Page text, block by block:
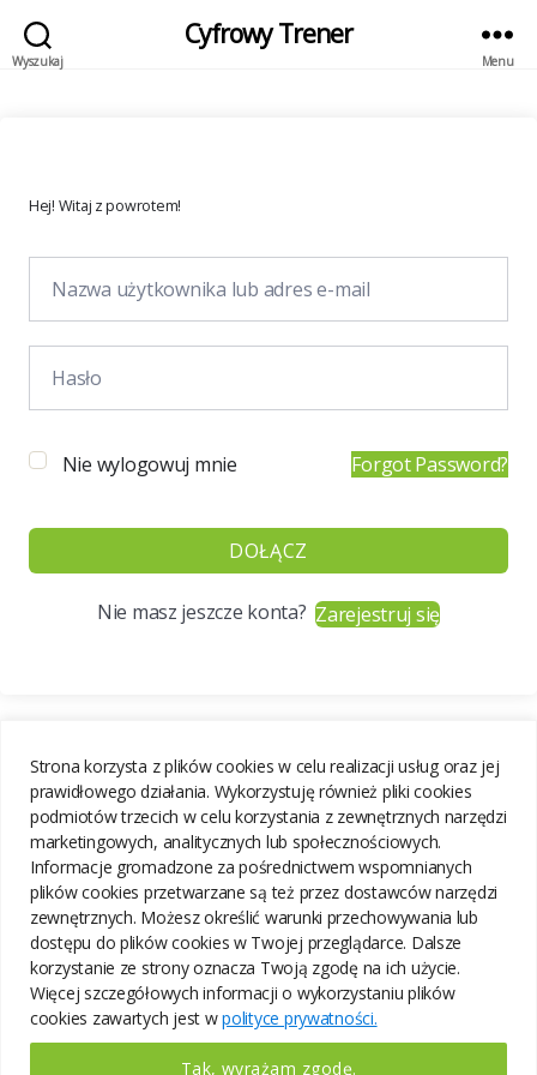
Strona korzysta z plików cookies w celu realizacji usług oraz jej
prawidłowego działania. Wykorzystuję również pliki cookies
podmiotów trzecich w celu korzystania z zewnętrznych narzędzi
marketingowych, analitycznych lub społecznościowych.
Informacje gromadzone za pośrednictwem wspomnianych
plików cookies przetwarzane są też przez dostawców narzędzi
zewnętrznych. Możesz określić warunki przechowywania lub
dostępu do plików cookies w Twojej przeglądarce. Dalsze
korzystanie ze strony oznacza Twoją zgodę na ich użycie.
Więcej szczegółowych informacji o wykorzystaniu plików
cookies zawartych jest wpolityce prywatności.
Tak, wyrażam zgodę.
Wyszukaj
Cyfrowy Trener
Menu
Hej! Witaj z powrotem!
Nie wylogowuj mnie Forgot Password?
DOŁĄCZ
Nie masz jeszcze konta?Zarejestruj się